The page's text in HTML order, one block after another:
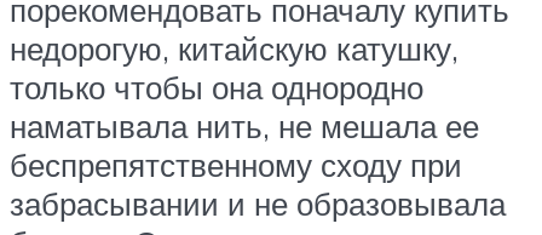
порекомендовать поначалу купить
недорогую, китайскую катушку,
только чтобы она однородно
наматывала нить, не мешала ее
беспрепятственному сходу при
забрасывании и не образовывала